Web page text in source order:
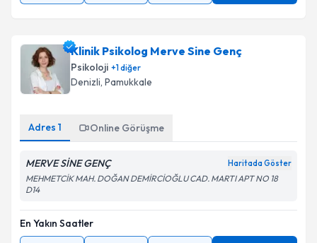
Klinik Psikolog Merve Sine Genç
Psikoloji +1diğer
Denizli, Pamukkale
Adres 1 Online Görüşme
MERVE SİNE GENÇ Haritada Göster
MEHMETCİK MAH. DOĞAN DEMİRCİOĞLU CAD. MARTI APT NO 18
D14
En Yakın Saatler